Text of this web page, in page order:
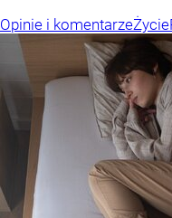
Opinie i komentarzeŻycie